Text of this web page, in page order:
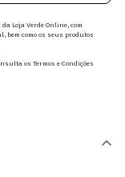
Loja Verde Online, com
bem como os seus produtos
os Termos e Condições